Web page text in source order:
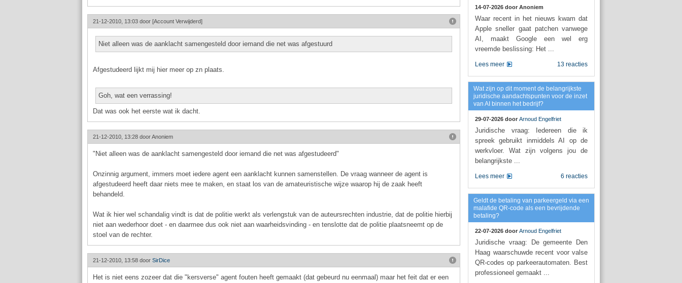
21-12-2010, 13:03 door [Account Verwijderd]
Niet alleen was de aanklacht samengesteld door iemand die net was afgestuurd
Afgestudeerd lijkt mij hier meer op zn plaats.
Goh, wat een verrassing!
Dat was ook het eerste wat ik dacht.
21-12-2010, 13:28 doorAnoniem
"Niet alleen was de aanklacht samengesteld door iemand die net was afgestudeerd"
Onzinnig argument, immers moet iedere agent een aanklacht kunnen samenstellen. De vraag wanneer de agent is
afgestudeerd heeft daar niets mee te maken, en staat los van de amateuristische wijze waarop hij de zaak heeft
behandeld.
Wat ik hier wel schandalig vindt is dat de politie werkt als verlengstuk van de auteursrechten industrie, dat de politie hierbij
niet aan wederhoor doet - en daarmee dus ook niet aan waarheidsvinding - en tenslotte dat de politie plaatsneemt op de
stoel van de rechter.
21-12-2010, 13:58 door SirDice
Het is niet eens zozeer dat die "kersverse" agent fouten heeft gemaakt (dat gebeurd nu eenmaal) maar het feit dat er een
14-07-2026 door Anoniem
Waar recent in het nieuws kwam dat
Apple sneller gaat patchen vanwege
AI, maakt Google een wel erg
vreemde beslissing: Het ...
13 reacties
Lees meer
Wat zijn op dit moment de belangrijkste
juridische aandachtspunten voor de inzet
van AI binnen het bedrijf?
29-07-2026 door Arnoud Engelfriet
Juridische vraag: Iedereen die ik
spreek gebruikt inmiddels AI op de
werkvloer. Wat zijn volgens jou de
belangrijkste ...
6 reacties
Lees meer
Geldt de betaling van parkeergeld via een
malafide QR-code als een bevrijdende
betaling?
22-07-2026 door Arnoud Engelfriet
Juridische vraag: De gemeente Den
Haag waarschuwde recent voor valse
QR-codes op parkeerautomaten. Best
professioneel gemaakt ...